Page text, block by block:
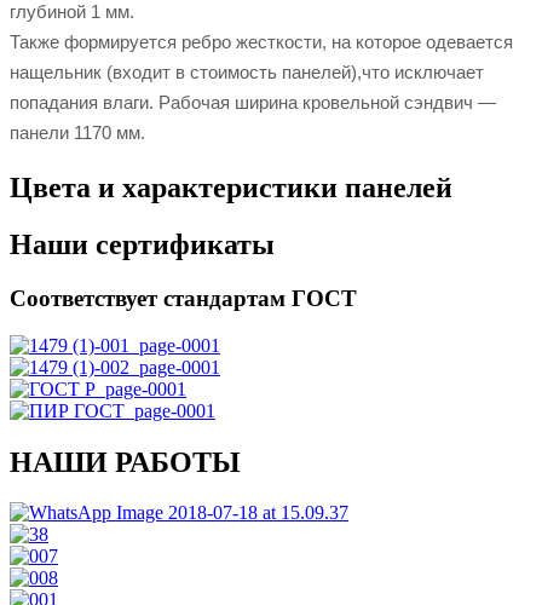
глубиной 1 мм.
Также формируется ребро жесткости, на которое одевается
нащельник (входит в стоимость панелей),что исключает
попадания влаги. Рабочая ширина кровельной сэндвич —
панели 1170 мм.
Цвета и характеристики панелей
Наши сертификаты
Соответствует стандартам ГОСТ
НАШИ РАБОТЫ